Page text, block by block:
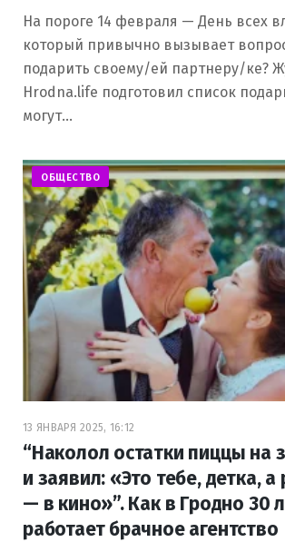
На пороге 14 февраля — День всех
который привычно вызывает
подарить своему/ей партнеру/ке?
Hrodna.life подготовил список
могут…
ОБЩЕСТВО
13 ЯНВАРЯ 2025, 16:12
“Наколол остатки пиццы на
и заявил: «Это тебе, детка,
— в кино»”. Как в Гродно 30
работает брачное агентство